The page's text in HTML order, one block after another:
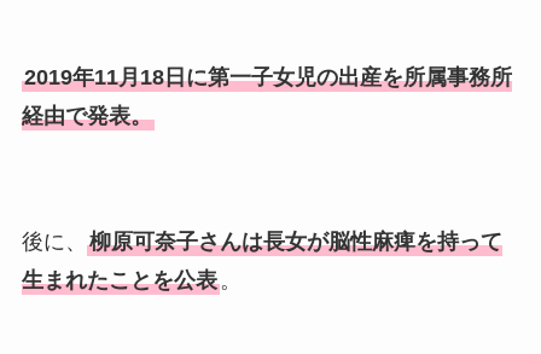
2019年11月18日に第一子女児の出産を所属事務所
経由で発表。
後に、 柳原可奈子さんは長女が脳性麻痺を持って
生まれたことを公表。